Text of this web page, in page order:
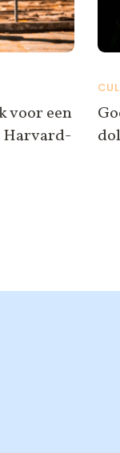
voor een
Harvard-